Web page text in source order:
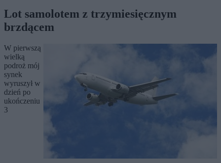
Lot samolotem z trzymiesięcznym
brzdącem
W pierwszą
wielką
podroż mój
synek
wyruszył w
dzień po
ukończeniu
3